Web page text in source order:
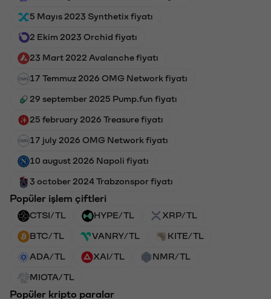
5 Mayıs 2023 Synthetix fiyatı
2 Ekim 2023 Orchid fiyatı
23 Mart 2022 Avalanche fiyatı
17 Temmuz 2026 OMG Network fiyatı
29 september 2025 Pump.fun fiyatı
25 february 2026 Treasure fiyatı
17 july 2026 OMG Network fiyatı
10 august 2026 Napoli fiyatı
3 october 2024 Trabzonspor fiyatı
Popüler işlem çiftleri
CTSI/TL HYPE/TL XRP/TL
BTC/TL VANRY/TL KITE/TL
ADA/TL XAI/TL NMR/TL
MIOTA/TL
Popüler kripto paralar